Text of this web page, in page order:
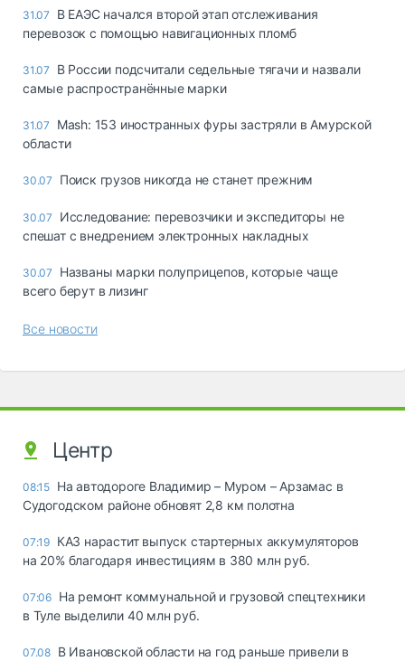
31.07
В ЕАЭС начался второй этап отслеживания
перевозок с помощью навигационных пломб
31.07
В России подсчитали седельные тягачи и назвали
самые распространённые марки
31.07
Mash: 153 иностранных фуры застряли в Амурской
области
30.07 Поиск грузов никогда не станет прежним
30.07
Исследование: перевозчики и экспедиторы не
спешат с внедрением электронных накладных
30.07
Названы марки полуприцепов, которые чаще
всего берут в лизинг
Все новости
Центр
08:15 На автодороге Владимир – Муром – Арзамас в
Судогодском районе обновят 2,8 км полотна
07:19 КАЗ нарастит выпуск стартерных аккумуляторов
на 20% благодаря инвестициям в 380 млн руб.
07:06 На ремонт коммунальной и грузовой спецтехники
в Туле выделили 40 млн руб.
07.08 В Ивановской области на год раньше привели в